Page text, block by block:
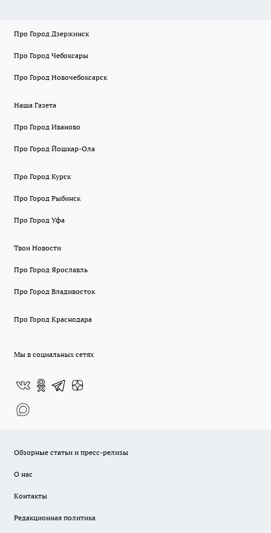
Про Город Дзержинск
Про Город Чебоксары
Про Город Новочебоксарск
Наша Газета
Про Город Иваново
Про Город Йошкар-Ола
Про Город Курск
Про Город Рыбинск
Про Город Уфа
Твои Новости
Про Город Ярославль
Про Город Владивосток
Про Город Краснодара
Мы в социальных сетях
Обзорные статьи и пресс-релизы
О нас
Контакты
Редакционная политика